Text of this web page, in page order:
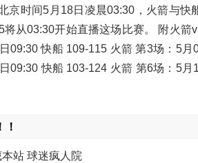
京时间5月18日凌晨03:30，火箭与快
从03:30开始直播这场比赛。 附火箭
09:30 快船 109-115 火箭 第3场：5月
09:30 快船 103-124 火箭 第6场：5月
站 球迷疯人院